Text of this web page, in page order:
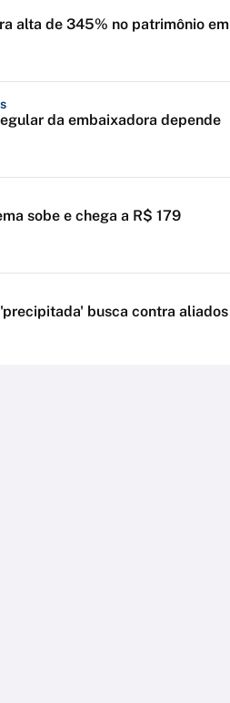
alta de 345% no patrimônio em
da embaixadora depende
sobe e chega a R$ 179
busca contra aliados